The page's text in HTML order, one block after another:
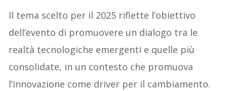
Il tema scelto per il 2025 riflette l’obiettivo
dell’evento di promuovere un dialogo tra le
realtà tecnologiche emergenti e quelle più
consolidate, in un contesto che promuova
l’innovazione come driver per il cambiamento.